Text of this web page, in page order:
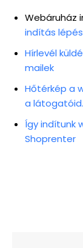
Webáruház
indítás
Hírlevél
mailek
Hőtérkép a
a
Így indítunk
Shoprenter